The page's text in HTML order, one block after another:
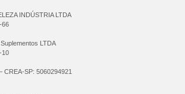
INDÚSTRIA LTDA
66
LTDA
10
CREA-SP: 5060294921